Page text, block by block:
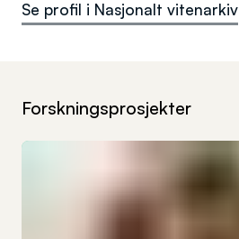
Se profil i Nasjonalt vitenarkiv
Forskningsprosjekter